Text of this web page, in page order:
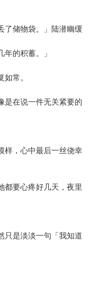
储物袋。」陆潜幽缓
的积蓄。」
常。
在说一件无关紧要的
，心中最后一丝侥幸
要心疼好几天，夜里
是淡淡一句「我知道